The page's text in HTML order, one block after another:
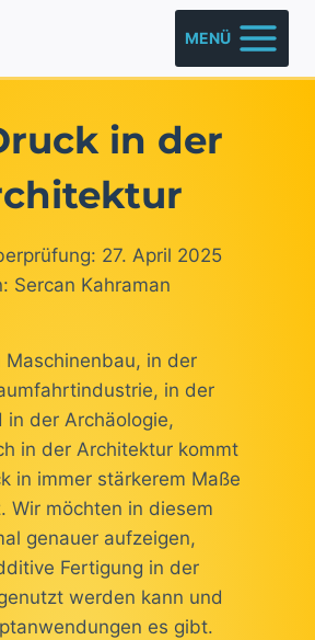
MENÜ
in der
27. April 2025
Sercan Kahraman
Maschinenbau, in der
in der
in der Archäologie,
in der Architektur kommt
in immer stärkerem Maße
Wir möchten in diesem
genauer aufzeigen,
Fertigung in der
werden kann und
es gibt.